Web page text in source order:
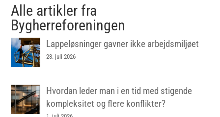
Alle artikler fra
Bygherreforeningen
Lappeløsninger gavner ikke arbejdsmiljøet
23. juli 2026
Hvordan leder man i en tid med stigende
kompleksitet og flere konflikter?